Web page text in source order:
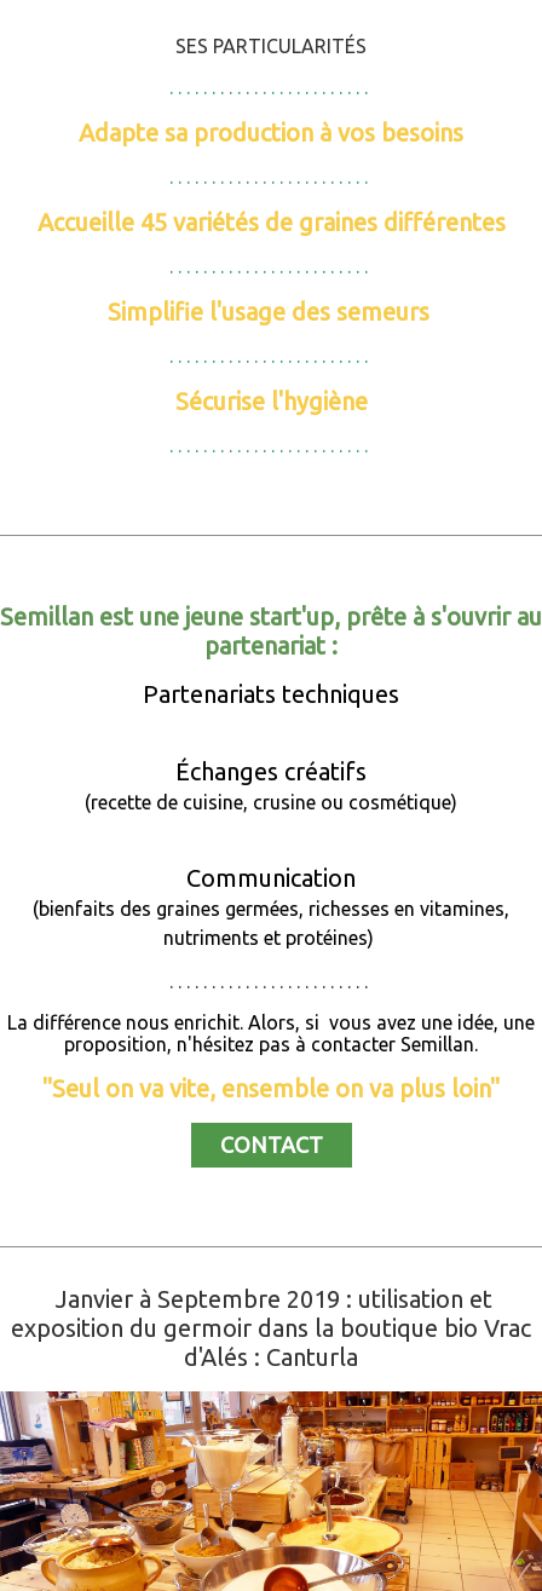
SES PARTICULARITÉS
Adapte sa production à vos besoins
Accueille 45 variétés de graines différentes
Simplifie l'usage des semeurs
Sécurise l'hygiène
Semillan est une jeune start'up, prête à s'ouvrir au
partenariat :
Partenariats techniques
Échanges créatifs
(recette de cuisine, crusine ou cosmétique)
Communication
(bienfaits des graines germées, richesses en vitamines,
nutriments et protéines)
La différence nous enrichit. Alors, si vous avez une idée, une
proposition, n'hésitez pas à contacter Semillan.
"Seul on va vite, ensemble on va plus loin"
CONTACT
Janvier à Septembre 2019 : utilisation et
exposition du germoir dans la boutique bio Vrac
d'Alés : Canturla